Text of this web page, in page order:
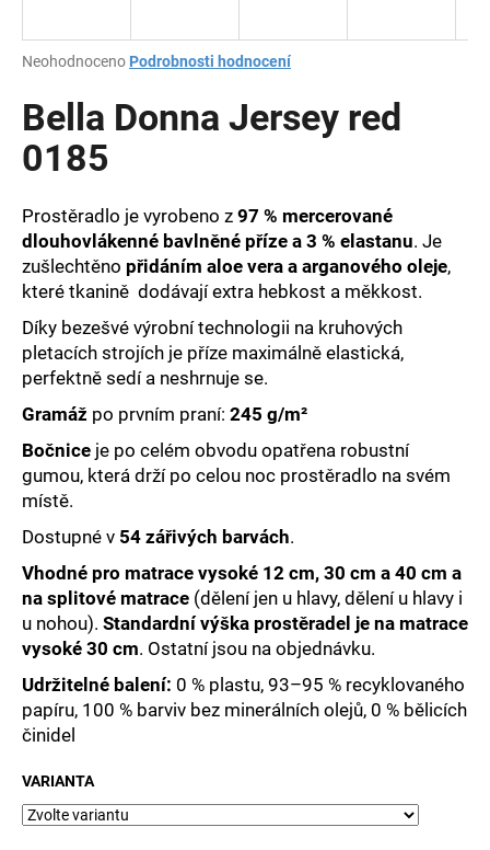
Průměrné
produktu
je
0,0
z
hvězdiček.
Neohodnoceno Podrobnosti hodnocení
Bella Donna Jersey red
0185
Prostěradlo je vyrobeno z 97 % mercerované
dlouhovlákenné bavlněné příze a 3 % elastanu. Je
zušlechtěno přidáním aloe vera a arganového oleje,
které tkanině dodávají extra hebkost a měkkost.
Díky bezešvé výrobní technologii na kruhových
pletacích strojích je příze maximálně elastická,
perfektně sedí a neshrnuje se.
Gramáž po prvním praní: 245 g/m²
Bočnice je po celém obvodu opatřena robustní
gumou, která drží po celou noc prostěradlo na svém
místě.
Dostupné v 54 zářivých barvách.
Vhodné pro matrace vysoké 12 cm, 30 cm a 40 cm a
na splitové matrace (dělení jen u hlavy, dělení u hlavy i
u nohou). Standardní výška prostěradel je na matrace
vysoké 30 cm. Ostatní jsou na objednávku.
Udržitelné balení: 0 % plastu, 93–95 % recyklovaného
papíru, 100 % barviv bez minerálních olejů, 0 % bělicích
činidel
VARIANTA
j
t
?
D
o
o
r
u
č
j
e
m
e